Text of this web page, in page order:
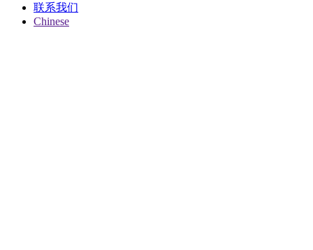
联系我们
Chinese